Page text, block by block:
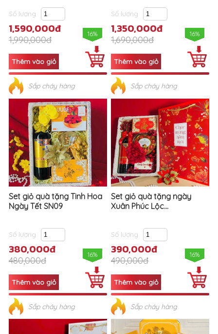
Số lượng
1,590,000đ
1,990,000đ
16%
Sắp cháy hàng
Số lượng
1,350,000đ
1,690,000đ
16%
Sắp cháy hàng
Set giỏ quà tặng Tinh Hoa
Ngày Tết SN09
Số lượng
380,000đ
480,000đ
16%
Sắp cháy hàng
Set giỏ quà tặng ngày
Xuân Phúc Lộc...
Số lượng
390,000đ
490,000đ
16%
Sắp cháy hàng